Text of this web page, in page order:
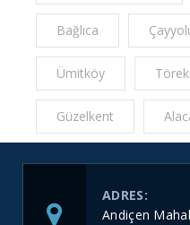
Bağlıca
Ümitköy
Güzelkent
ADRES:
Andiçen